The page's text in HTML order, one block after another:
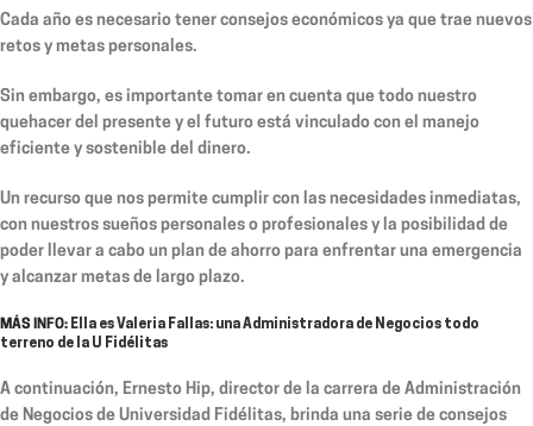
Cada año es necesario tener consejos económicos ya que trae nuevos
retos y metas personales.
Sin embargo, es importante tomar en cuenta que todo nuestro
quehacer del presente y el futuro está vinculado con el manejo
eficiente y sostenible del dinero.
Un recurso que nos permite cumplir con las necesidades inmediatas,
con nuestros sueños personales o profesionales y la posibilidad de
poder llevar a cabo un plan de ahorro para enfrentar una emergencia
y alcanzar metas de largo plazo.
MÁS INFO: Ella es Valeria Fallas: una Administradora de Negocios todo
terreno de la U Fidélitas
A continuación, Ernesto Hip, director de la carrera de Administración
de Negocios de Universidad Fidélitas, brinda una serie de consejos